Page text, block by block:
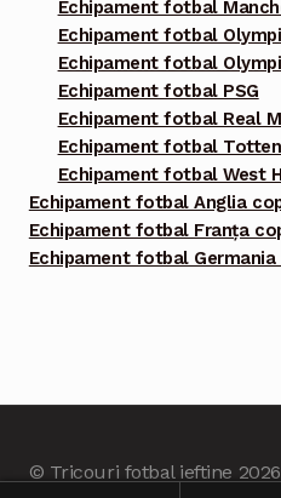
Echipament fotbal
Echipament fotbal
Echipament fotbal
Echipament fotbal PSG
Echipament fotbal Real
Echipament fotbal
Echipament fotbal West
Echipament fotbal Anglia
Echipament fotbal Franța
Echipament fotbal Germania
© Tricouri fotbal ieftine 2026